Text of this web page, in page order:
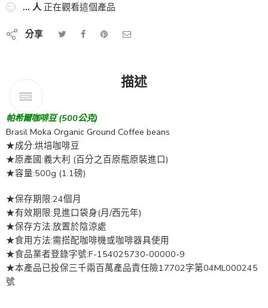
... 人 正在觀看這個產品
分享
描述
帕希爾咖啡豆 (500公克)
Brasil Moka Organic Ground Coffee beans
★成分:烘培咖啡豆
★原產國:義大利 (百分之百原瓶原裝進口)
★容量:500g (1.1磅)
★保存期限:24個月
★有效期限:見進口袋身(月/西元年)
★保存方法:放置於陰涼處
★食用方法:需搭配咖啡機或咖啡器具使用
★食品業者登錄字號:F-154025730-00000-9
★本產品已投保三千兩百萬產品責任險17702字第04ML000245
號